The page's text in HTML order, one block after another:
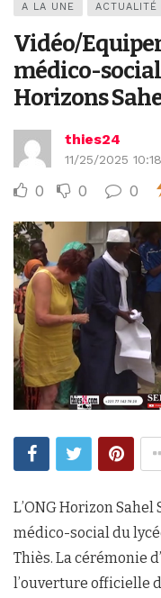
A LA UNE ACTUALITÉ
Vidéo/
médico-social
Horizons
thies24
11/25/2025
0 0 0
L’ONG Horizon
médico-social du
Thiès. La cérémonie
l’ouverture officielle